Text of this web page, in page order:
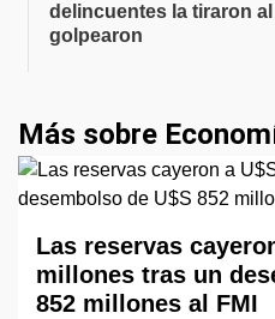
delincuentes la tiraron
golpearon
Más sobre
Las reservas
millones tras un
852 millones al FMI